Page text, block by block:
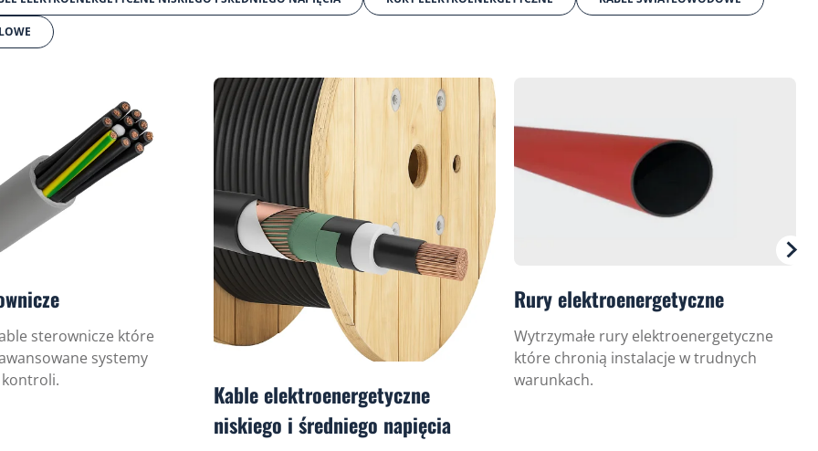
sterownicze które
systemy
Kable elektroenergetyczne
niskiego i średniego napięcia
Rury elektroenergetyczne
Wytrzymałe rury elektroenergetyczne
które chronią instalacje w trudnych
warunkach.